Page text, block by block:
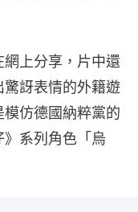
上分享，片中還
訝表情的外籍遊
仿德國納粹黨的
系列角色「烏